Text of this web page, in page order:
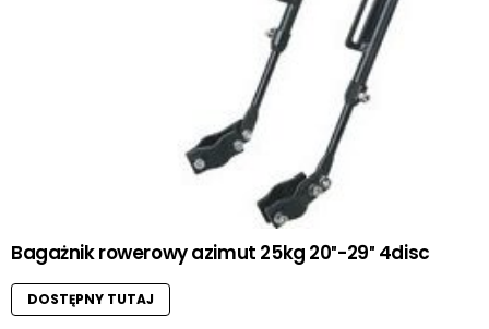
Bagażnik rowerowy azimut 25kg 20″-29″ 4disc
DOSTĘPNY TUTAJ